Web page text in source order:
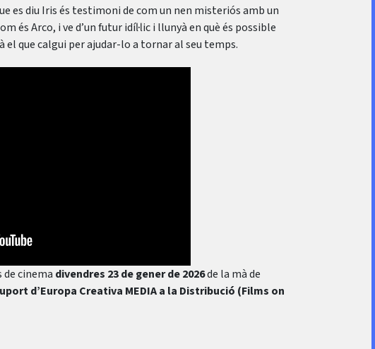
es diu Iris és testimoni de com un nen misteriós amb un
és Arco, i ve d’un futur idíl·lic i llunyà en què és possible
el que calgui per ajudar-lo a tornar al seu temps.
de cinema divendres 23 de gener de 2026de la mà de
d’Europa Creativa MEDIA a la Distribució (Films on